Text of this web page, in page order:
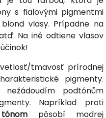
s fialovými pigmentmi
vlasy. Prípadne na
Na iné odtiene vlasov
tmavosť prírodnej
pigmenty.
podtónům
Napríklad proti
pôsobí modrej